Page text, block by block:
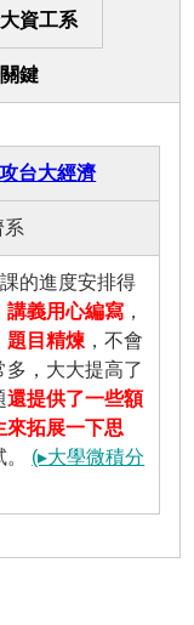
資工系
鍵
台大經濟
的進度安排得
講義用心編寫 ，
題目精煉 ，不會
，大大提高了
還提供了一些額
來拓展一下思
(▸大學微積分